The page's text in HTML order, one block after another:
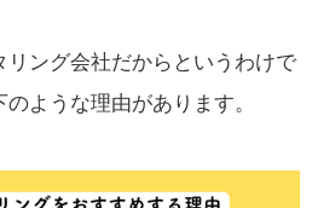
ング会社だからというわけで
ような理由があります。